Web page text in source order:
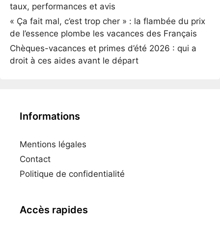
taux, performances et avis
« Ça fait mal, c’est trop cher » : la flambée du prix
de l’essence plombe les vacances des Français
Chèques-vacances et primes d’été 2026 : qui a
droit à ces aides avant le départ
Informations
Mentions légales
Contact
Politique de confidentialité
Accès rapides